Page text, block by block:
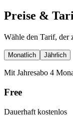
Preise &
Wähle den Tarif, der
Monatlich Jährlich
Mit Jahresabo 4
Free
Dauerhaft kostenlos